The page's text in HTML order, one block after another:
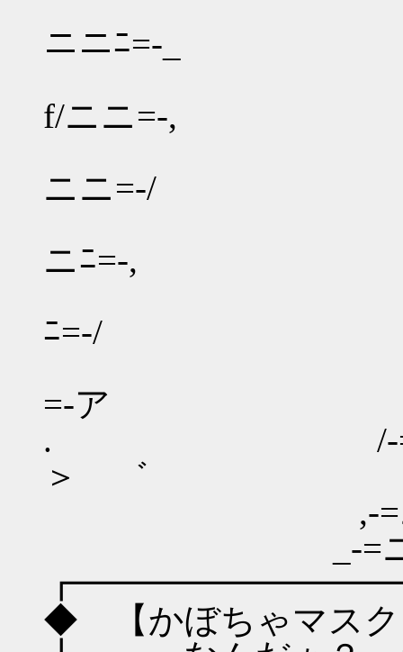
ニニﾆ=-_
f/ニニ=-,
ニニ=-/
ニﾆ=-,
ﾆ=-/
=-ア
. /-=ニニニ
＞ ゛
,-=ニニニニ
_-=ニニニニ
◆ 【かぼちゃマス